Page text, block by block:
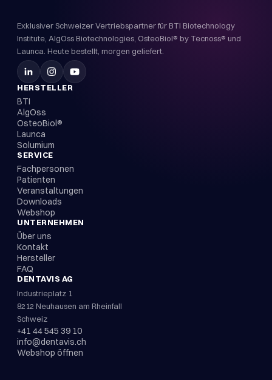
Exklusiver Schweizer Vertriebspartner für BTI Biotechnology
Institute, AlgOss Biotechnologies, OsteoBiol® by Tecnoss® und
Launca. Heute bestellt, morgen geliefert.
HERSTELLER
BTI
AlgOss
OsteoBiol®
Launca
Solumium
SERVICE
Fachpersonen
Patienten
Veranstaltungen
Downloads
Webshop
UNTERNEHMEN
Über uns
Kontakt
Hersteller
FAQ
DENTAVIS AG
Industrieplatz 1
8212 Neuhausen am Rheinfall
Schweiz
+41 44 545 39 10
info@dentavis.ch
Webshop öffnen